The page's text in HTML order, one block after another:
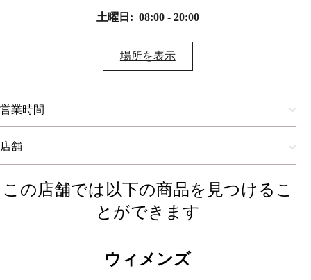
土曜日: 08:00 - 20:00
場所を表示​
営業時間
店舗
この店舗では以下の商品を見つけるこ
とができます
ウィメンズ